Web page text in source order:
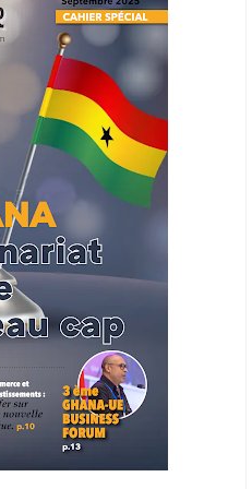
du secteur énergétique.
africaines opérant dans
publier des appels d’offres
Le projet est en phase
d’ici fin 2026 ou début
d’offres dans le secteur de
(AFC) a annoncé avoir
de dollars, la plus importante
à 1,6 milliard, l'opération a
des souscriptions de
des fonds proviennent
à parts égales avec l'Europe.
chacune 35 % du tour de table,
(5 %), selon le communiqué
48 pays membres.